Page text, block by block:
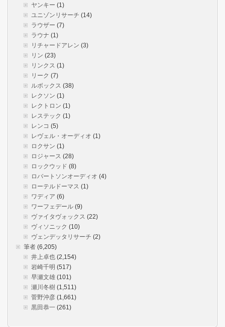
ヤンキー (1)
ユニゾンリサーチ (14)
ラウザー (7)
ラウナ (1)
リチャードアレン (3)
リン (23)
リンクス (1)
リーク (7)
ルボックス (38)
レクソン (1)
レクトロン (1)
レステック (1)
レンコ (5)
レヴェル・オーディオ (1)
ロクサン (1)
ロジャース (28)
ロックウッド (8)
ロバートソンオーディオ (4)
ローテルドーマス (1)
ワディア (6)
ワーフェデール (9)
ヴァイタヴォックス (22)
ヴィソニック (10)
ヴェンデッタリサーチ (2)
筆者 (6,205)
井上卓也 (2,154)
岩崎千明 (517)
早瀬文雄 (101)
瀬川冬樹 (1,511)
菅野沖彦 (1,661)
黒田恭一 (261)